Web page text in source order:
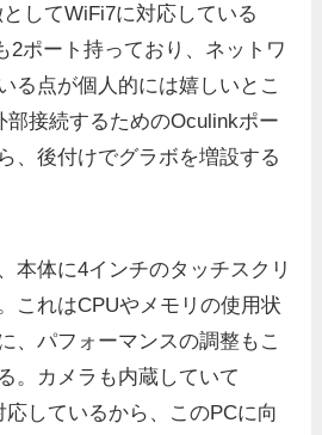
してWiFi7に対応している
2ポート持っており、ネットワ
る点が個人的には嬉しいとこ
部接続するためのOculinkポー
、後付けでグラボを増設する
本体に4インチのタッチスクリ
これはCPUやメモリの使用状
、パフォーマンスの調整もこ
。カメラも内蔵していて
しているから、このPCに向